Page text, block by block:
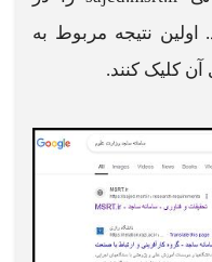
نتیجه مربوط به
آن کلیک کنند.